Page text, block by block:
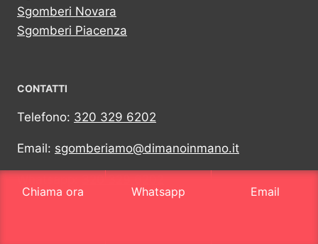
Sgomberi Novara
Sgomberi Piacenza
CONTATTI
Telefono: 320 329 6202
Email: sgomberiamo@dimanoinmano.it
Chiama ora
Whatsapp Email